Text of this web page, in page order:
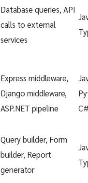
Database queries, API
calls to external
services
Express middleware,
Django middleware,
ASP.NET pipeline
Query builder, Form
builder, Report
generator